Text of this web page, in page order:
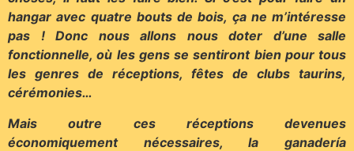
hangar avec quatre bouts de bois, ça ne m’intéresse
pas ! Donc nous allons nous doter d’une salle
fonctionnelle, où les gens se sentiront bien pour tous
les genres de réceptions, fêtes de clubs taurins,
cérémonies…
Mais outre ces réceptions devenues
économiquement nécessaires, la ganadería